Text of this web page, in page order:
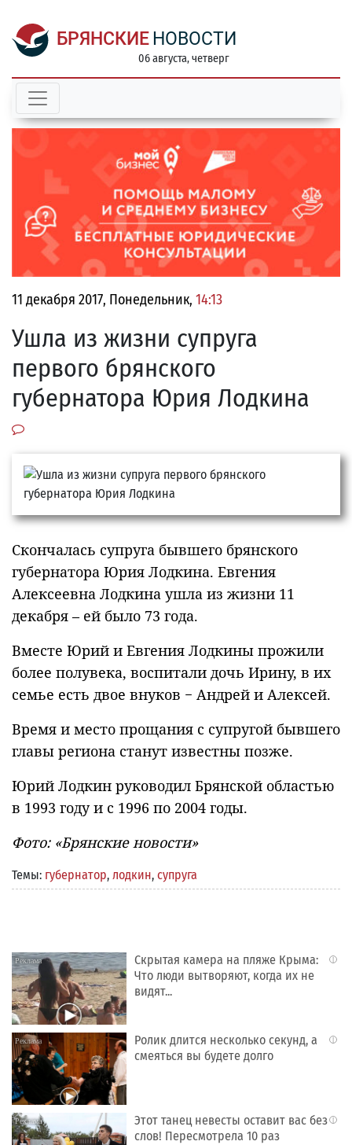
БРЯНСКИЕ НОВОСТИ
06 августа, четверг
11 декабря 2017, Понедельник, 14:13
Ушла из жизни супруга
первого брянского
губернатора Юрия Лодкина
Скончалась супруга бывшего брянского
губернатора Юрия Лодкина. Евгения
Алексеевна Лодкина ушла из жизни 11
декабря – ей было 73 года.
Вместе Юрий и Евгения Лодкины прожили
более полувека, воспитали дочь Ирину, в их
семье есть двое внуков − Андрей и Алексей.
Время и место прощания с супругой бывшего
главы региона станут известны позже.
Юрий Лодкин руководил Брянской областью
в 1993 году и с 1996 по 2004 годы.
Фото: «Брянские новости»
Темы: губернатор, лодкин, супруга
i
Скрытая камера на пляже Крыма:
Что люди вытворяют, когда их не
видят...
i
Ролик длится несколько секунд, а
смеяться вы будете долго
i
Этот танец невесты оставит вас без
слов! Пересмотрела 10 раз